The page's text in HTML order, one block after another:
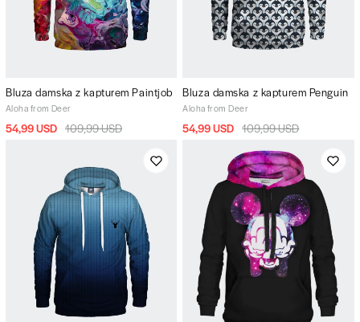
Bluza damska z kapturem Paintjob
Aloha from Deer
54,99 USD 109,99 USD
Bluza damska z kapturem Penguin
Aloha from Deer
54,99 USD 109,99 USD